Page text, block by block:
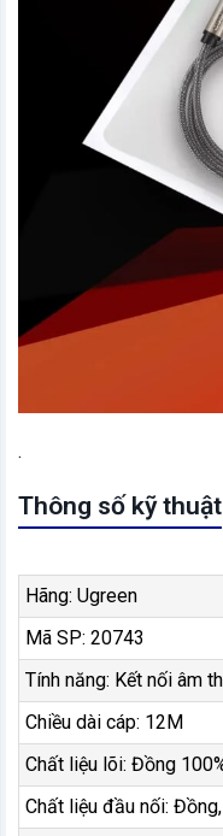
.
Thông số kỹ thuật
Hãng: Ugreen
Mã SP: 20743
Tính năng: Kết nối âm
Chiều dài cáp: 12M
Chất liệu lõi: Đồng
Chất liệu đầu nối: